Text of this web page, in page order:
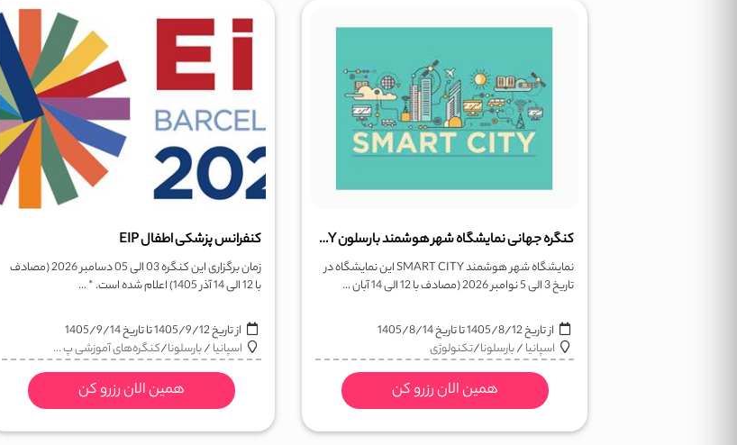
کنگره جهانی نمایشگاه شهر هوشمند بارسلون SMART CITY
نمایشگاه شهر هوشمند SMART CITY این نمایشگاه در
تاریخ 3 الی 5 نوامبر 2026 (مصادف با 12 الی 14 آبان ...
از تاریخ1405/8/12تا تاریخ1405/8/14
اسپانیا/بارسلونا/تکنولوژی
همین الان رزرو کن
کنفرانس پزشکی اطفال EIP
زمان برگزاری این کنگره 03 الی 05 دسامبر 2026 (مصادف
با 12 الی 14 آذر 1405) اعلام شده است. * ...
از تاریخ1405/9/12تا تاریخ1405/9/14
اسپانیا/بارسلونا/کنگره‌های آموزشی پ ...
همین الان رزرو کن